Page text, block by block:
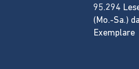
95.294
(Mo.-Sa.)
Exemplare